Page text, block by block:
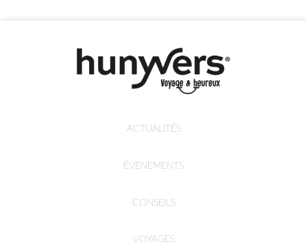
ACTUALITÉS
ÉVENEMENTS
CONSEILS
VOYAGES